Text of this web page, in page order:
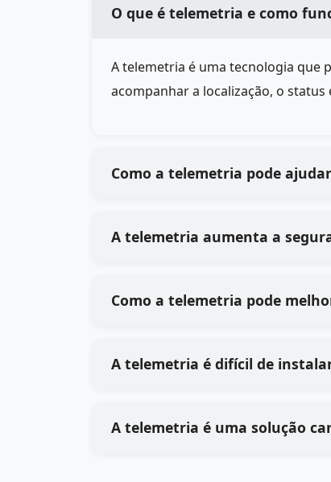
O que é telemetria e como
A telemetria é uma tecnologia que
acompanhar a localização, o
Como a telemetria pode
A telemetria aumenta a
Como a telemetria pode
A telemetria é difícil de
A telemetria é uma solução